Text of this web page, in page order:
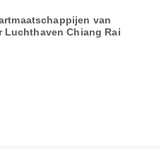
van
Luchthaven Chiang Rai